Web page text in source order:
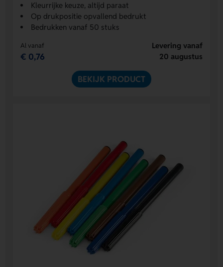
Kleurrijke keuze, altijd paraat
Op drukpositie opvallend bedrukt
Bedrukken vanaf 50 stuks
Al vanaf
€ 0,76
Levering vanaf
20 augustus
BEKIJK PRODUCT